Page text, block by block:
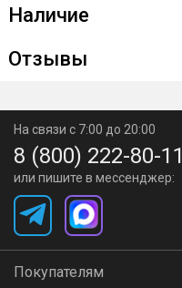
Наличие
Отзывы
На связи с 7:00 до 20:00
8 (800) 222-80-11
или пишите в мессенджер:
Покупателям